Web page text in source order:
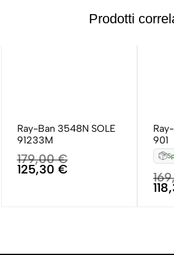
Prodotti
Ray-Ban 3548N SOLE
91233M
179,00€
125,30 €
901